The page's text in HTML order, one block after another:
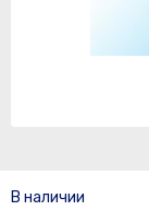
В наличии